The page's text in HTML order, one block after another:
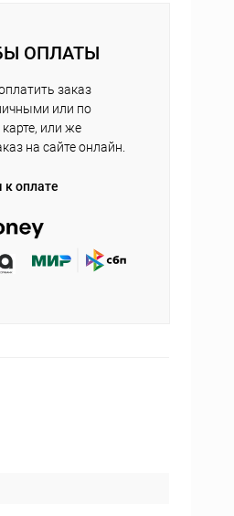
ОПЛАТЫ
заказ
или по
или же
на сайте онлайн.
оплате